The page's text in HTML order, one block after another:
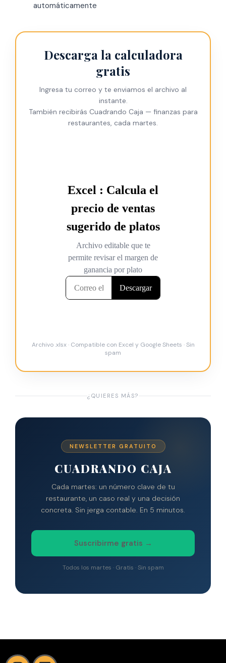
automáticamente
Descarga la calculadora
gratis
Ingresa tu correo y te enviamos el archivo al
instante.
También recibirás Cuadrando Caja — finanzas para
restaurantes, cada martes.